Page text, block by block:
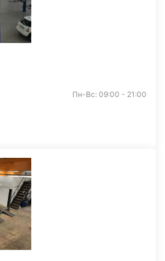
Пн-Вс: 09:00 - 21:00